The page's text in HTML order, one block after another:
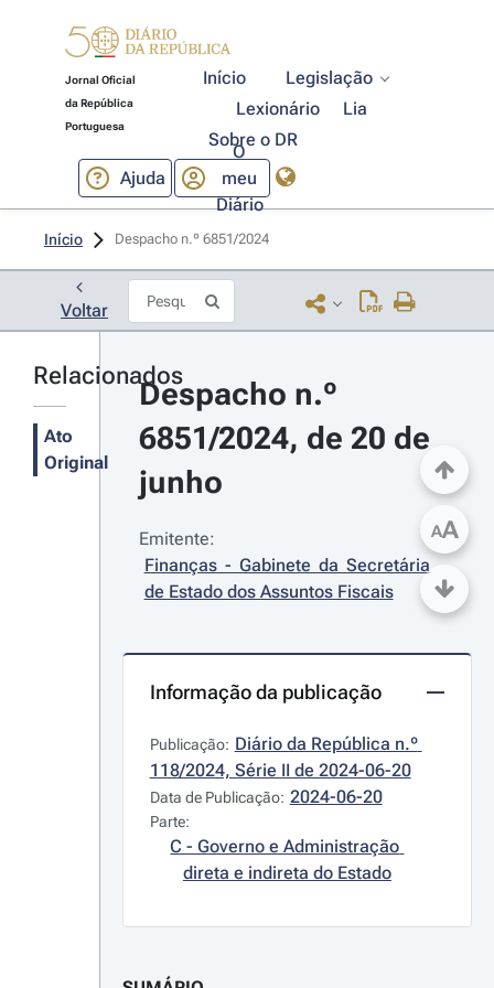
Jornal Oficial
da República
Portuguesa
Início
Legislação
Lexionário
Lia
Sobre o DR
Ajuda
O
meu
Diário
Início Despacho n.º 6851/2024
Voltar
Relacionados
Ato
Original
Despacho n.º
6851/2024, de 20 de
junho
Emitente:
Finanças - Gabinete da Secretária
de Estado dos Assuntos Fiscais
Informação da publicação
Publicação: Diário da República n.º
118/2024, Série II de 2024-06-20
Data de Publicação: 2024-06-20
Parte:
C - Governo e Administração
direta e indireta do Estado
AA